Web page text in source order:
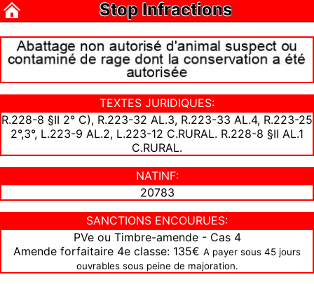
Stop Infractions
TEXTES JURIDIQUES:
R.228-8 §II 2° C), R.223-32 AL.3, R.223-33 AL.4, R.223-25
2°,3°, L.223-9 AL.2, L.223-12 C.RURAL. R.228-8 §II AL.1
C.RURAL.
NATINF:
20783
SANCTIONS ENCOURUES:
PVe ou Timbre-amende - Cas 4
Amende forfaitaire 4e classe: 135€ A payer sous 45 jours
ouvrables sous peine de majoration.